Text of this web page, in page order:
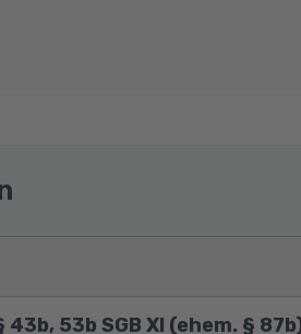
53b SGB XI (ehem. §